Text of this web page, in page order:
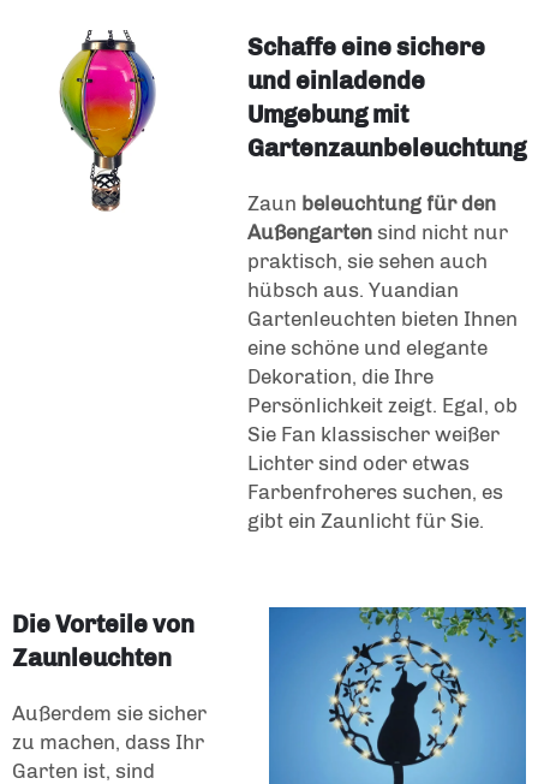
Schaffe eine sichere
und einladende
Umgebung mit
Gartenzaunbeleuchtung
Zaun beleuchtung für den
Außengarten sind nicht nur
praktisch, sie sehen auch
hübsch aus. Yuandian
Gartenleuchten bieten Ihnen
eine schöne und elegante
Dekoration, die Ihre
Persönlichkeit zeigt. Egal, ob
Sie Fan klassischer weißer
Lichter sind oder etwas
Farbenfroheres suchen, es
gibt ein Zaunlicht für Sie.
Die Vorteile von
Zaunleuchten
Außerdem sie sicher
zu machen, dass Ihr
Garten ist, sind